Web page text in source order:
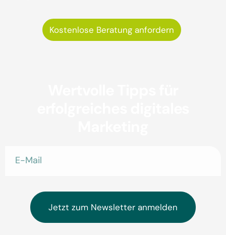
Kostenlose Beratung anfordern
Jetzt zum Newsletter anmelden